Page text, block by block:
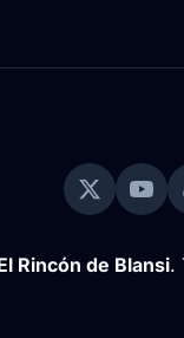
Rincón de Blansi.